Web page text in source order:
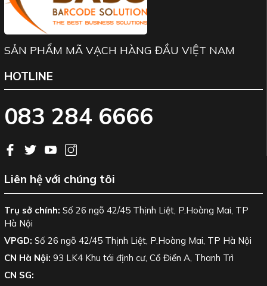
SẢN PHẨM MÃ VẠCH HÀNG ĐẦU VIỆT NAM
HOTLINE
083 284 6666
Liên hệ với chúng tôi
Trụ sở chính: Số 26 ngõ 42/45 Thịnh Liệt, P.Hoàng Mai, TP
Hà Nội
VPGD: Số 26 ngõ 42/45 Thịnh Liệt, P.Hoàng Mai, TP Hà Nội
CN Hà Nội: 93 LK4 Khu tái định cư, Cổ Điển A, Thanh Trì
CN SG: